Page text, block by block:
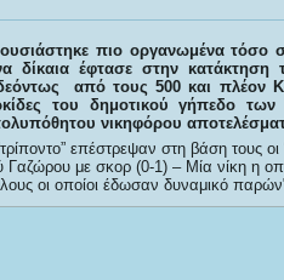
πιο οργανωμένα
δίκαια έφτασε στην
από τους 500 και πλέον
του δημοτικού γήπεδο
νικηφόρου
επέστρεψαν στη βάση τους
Γαζώρου με σκορ (0-1) – Μία νίκη η
οι οποίοι έδωσαν δυναμικό παρών